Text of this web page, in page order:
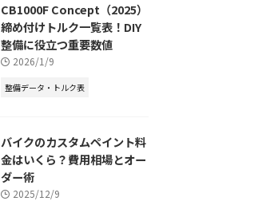
CB1000F Concept（2025）
締め付けトルク一覧表！DIY
整備に役立つ重要数値
2026/1/9
整備データ・トルク表
バイクのカスタムペイント料
金はいくら？費用相場とオー
ダー術
2025/12/9